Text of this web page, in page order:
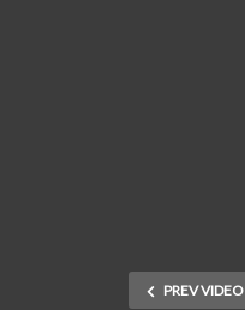
PREV VIDEO